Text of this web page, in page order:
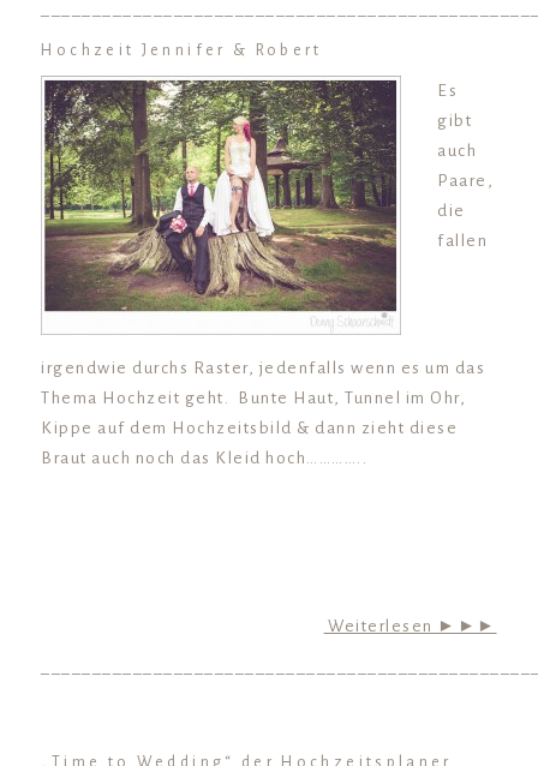
Hochzeit Jennifer & Robert
Es
gibt
auch
Paare,
die
fallen
irgendwie durchs Raster, jedenfalls wenn es um das
Thema Hochzeit geht. Bunte Haut, Tunnel im Ohr,
Kippe auf dem Hochzeitsbild & dann zieht diese
Braut auch noch das Kleid hoch…………..
Weiterlesen ►►►
„Time to Wedding“ der Hochzeitsplaner